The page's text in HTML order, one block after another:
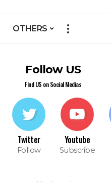
OTHERS
Follow US
Find US on Social Medias
Twitter
Follow
Youtube
Subscribe